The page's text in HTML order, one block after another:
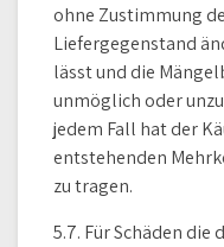
ohne Zustimmung
Liefergegenstand
lässt und die
unmöglich oder
jedem Fall hat der
entstehenden
zu tragen.
5.7. Für Schäden die